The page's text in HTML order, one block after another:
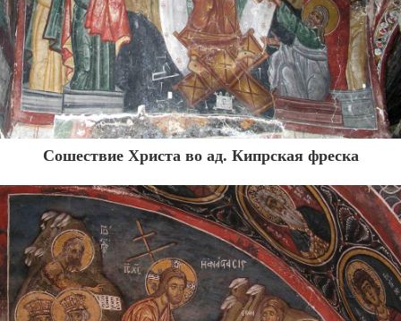
Сошествие Христа во ад. Кипрская фреска